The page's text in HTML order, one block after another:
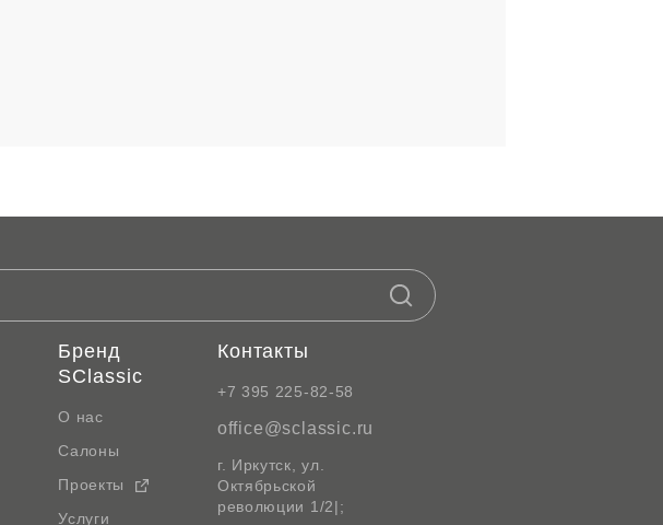
Бренд
SClassic
О нас
Салоны
Проекты
Услуги
Контакты
+7 395 225-82-58
office@sclassic.ru
г. Иркутск, ул.
Октябрьской
революции 1/2|;